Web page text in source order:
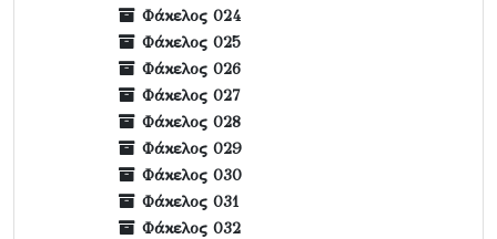
Φάκελος 024
Φάκελος 025
Φάκελος 026
Φάκελος 027
Φάκελος 028
Φάκελος 029
Φάκελος 030
Φάκελος 031
Φάκελος 032